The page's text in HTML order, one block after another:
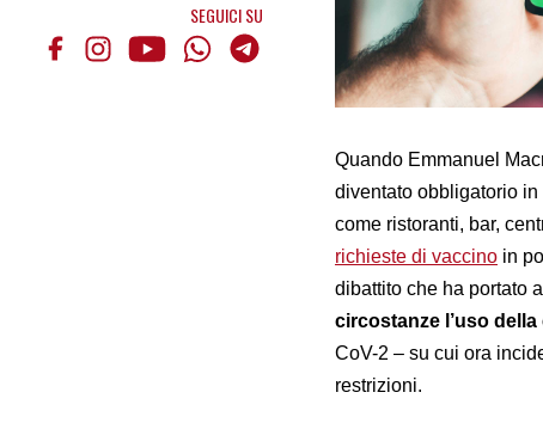
SEGUICI SU
Quando Emmanuel
diventato obbligatorio
come ristoranti, bar,
richieste di vaccino in
dibattito che ha portato
circostanze l’uso
CoV-2 – su cui ora
restrizioni.